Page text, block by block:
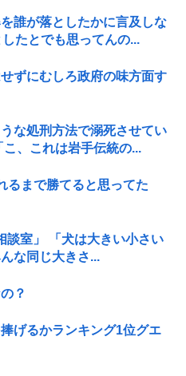
誰が落としたかに言及しな
たとでも思ってんの...
ずにむしろ政府の味方面す
な処刑方法で溺死させてい
、これは岩手伝統の...
るまで勝てると思ってた
談室」 「犬は大きい小さい
な同じ大きさ...
？
げるかランキング1位グエ